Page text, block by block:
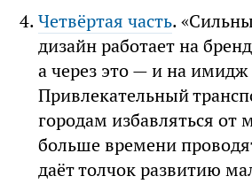
Четвёртая часть.
дизайн работает на
а через это — и на
Привлекательный
городам избавляться
больше времени
даёт толчок развитию